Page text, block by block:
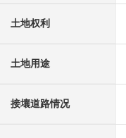
土地权利
土地用途
接壤道路情况